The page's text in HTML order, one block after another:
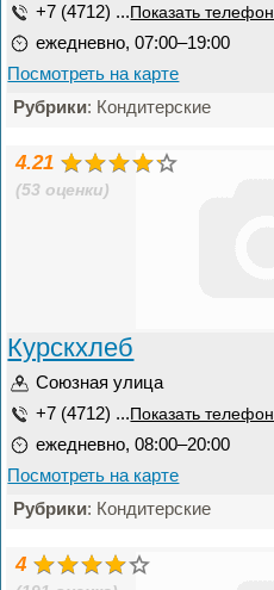
+7 (4712) ... Показать телефон
ежедневно, 07:00–19:00
Посмотреть на карте
Рубрики: Кондитерские
4.21
(53 оценки)
Курскхлеб
Союзная улица
+7 (4712) ... Показать телефон
ежедневно, 08:00–20:00
Посмотреть на карте
Рубрики: Кондитерские
4